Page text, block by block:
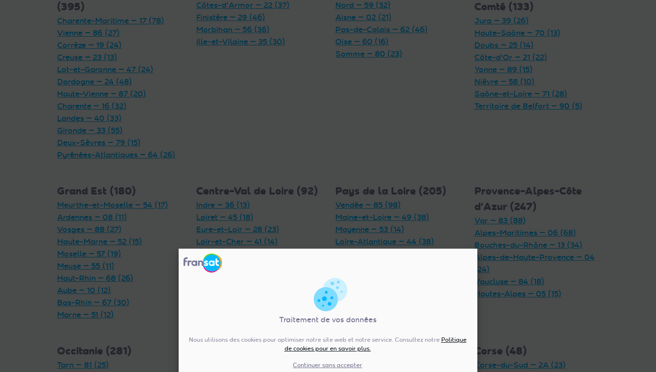
Traitement de vos données
Nous utilisons des cookies pour optimiser notre site web et notre service. Consultez notre Politique
de cookies pour en savoir plus.
Continuer sans accepter
(395)
Charente-Maritime — 17 (78)
Vienne — 86 (27)
Corrèze — 19 (24)
Creuse — 23 (13)
Lot-et-Garonne — 47 (24)
Dordogne — 24 (48)
Haute-Vienne — 87 (20)
Charente — 16 (32)
Landes — 40 (33)
Gironde — 33 (55)
Deux-Sèvres — 79 (15)
Pyrénées-Atlantiques — 64 (26)
Côtes-d'Armor — 22 (37)
Finistère — 29 (46)
Morbihan — 56 (36)
Ille-et-Vilaine — 35 (30)
Nord — 59 (32)
Aisne — 02 (21)
Pas-de-Calais — 62 (46)
Oise — 60 (16)
Somme — 80 (23)
Comté (133)
Jura — 39 (26)
Haute-Saône — 70 (13)
Doubs — 25 (14)
Côte-d'Or — 21 (22)
Yonne — 89 (15)
Nièvre — 58 (10)
Saône-et-Loire — 71 (28)
Territoire de Belfort — 90 (5)
Grand Est (180)
Meurthe-et-Moselle — 54 (17)
Ardennes — 08 (11)
Vosges — 88 (27)
Haute-Marne — 52 (15)
Moselle — 57 (19)
Meuse — 55 (11)
Haut-Rhin — 68 (26)
Aube — 10 (12)
Bas-Rhin — 67 (30)
Marne — 51 (12)
Centre-Val de Loire (92)
Indre — 36 (13)
Loiret — 45 (18)
Eure-et-Loir — 28 (23)
Loir-et-Cher — 41 (14)
Indre-et-Loire — 37 (18)
Cher — 18 (6)
Pays de la Loire (205)
Vendée — 85 (98)
Maine-et-Loire — 49 (38)
Mayenne — 53 (14)
Loire-Atlantique — 44 (38)
Provence-Alpes-Côte
d'Azur (247)
Var — 83 (88)
Alpes-Maritimes — 06 (68)
Bouches-du-Rhône — 13 (34)
Alpes-de-Haute-Provence — 04
(24)
Vaucluse — 84 (18)
Hautes-Alpes — 05 (15)
Occitanie (281)
Tarn — 81 (25)
Auvergne-Rhône-Alpes
Normandie (154)
Manche — 50 (41)
Corse (48)
Corse-du-Sud — 2A (23)